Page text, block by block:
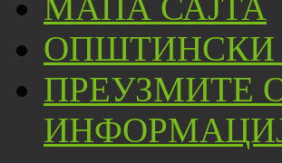
МАПА САЈТА
ОПШТИНСКИ
ПРЕУЗМИТЕ